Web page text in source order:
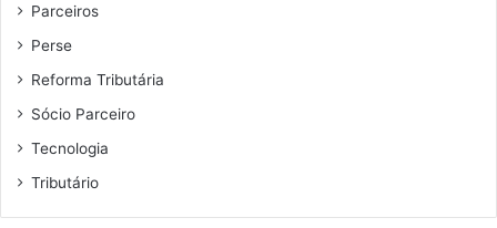
Parceiros
Perse
Reforma Tributária
Sócio Parceiro
Tecnologia
Tributário